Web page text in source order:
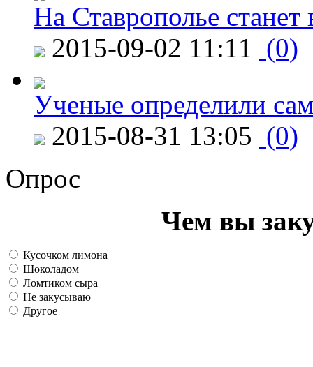
На Ставрополье
2015-09-02 11:11 (0)
Ученые определили
2015-08-31 13:05 (0)
Опрос
Чем вы
Кусочком лимона
Шоколадом
Ломтиком сыра
Не закусываю
Другое